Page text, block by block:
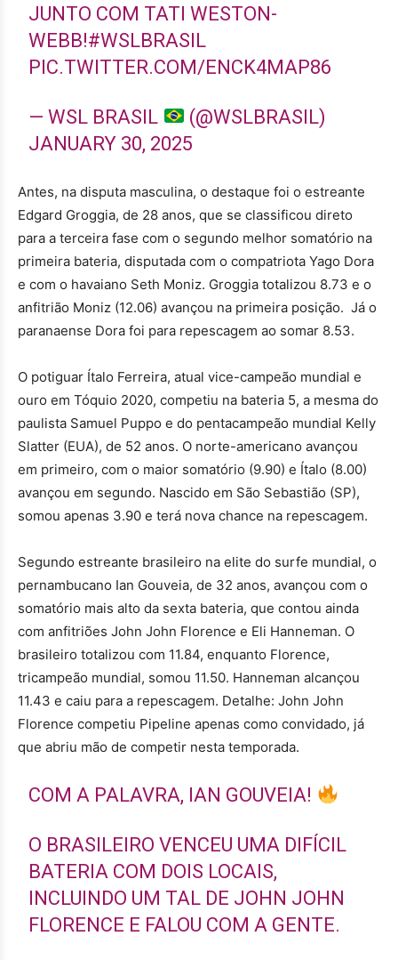
JUNTO COM TATI WESTON-
WEBB!#WSLBRASIL
PIC.TWITTER.COM/ENCK4MAP86
— WSL BRASIL
(@WSLBRASIL)
JANUARY 30, 2025
Antes, na disputa masculina, o destaque foi o estreante
Edgard Groggia, de 28 anos, que se classificou direto
para a terceira fase com o segundo melhor somatório na
primeira bateria, disputada com o compatriota Yago Dora
e com o havaiano Seth Moniz. Groggia totalizou 8.73 e o
anfitrião Moniz (12.06) avançou na primeira posição. Já o
paranaense Dora foi para repescagem ao somar 8.53.
O potiguar Ítalo Ferreira, atual vice-campeão mundial e
ouro em Tóquio 2020, competiu na bateria 5, a mesma do
paulista Samuel Puppo e do pentacampeão mundial Kelly
Slatter (EUA), de 52 anos. O norte-americano avançou
em primeiro, com o maior somatório (9.90) e Ítalo (8.00)
avançou em segundo. Nascido em São Sebastião (SP),
somou apenas 3.90 e terá nova chance na repescagem.
Segundo estreante brasileiro na elite do surfe mundial, o
pernambucano Ian Gouveia, de 32 anos, avançou com o
somatório mais alto da sexta bateria, que contou ainda
com anfitriões John John Florence e Eli Hanneman. O
brasileiro totalizou com 11.84, enquanto Florence,
tricampeão mundial, somou 11.50. Hanneman alcançou
11.43 e caiu para a repescagem. Detalhe: John John
Florence competiu Pipeline apenas como convidado, já
que abriu mão de competir nesta temporada.
COM A PALAVRA, IAN GOUVEIA!
O BRASILEIRO VENCEU UMA DIFÍCIL
BATERIA COM DOIS LOCAIS,
INCLUINDO UM TAL DE JOHN JOHN
FLORENCE E FALOU COM A GENTE.